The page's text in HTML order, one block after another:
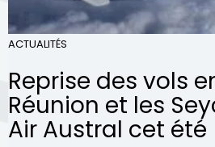
ACTUALITÉS
Reprise des vols
Réunion et les
Air Austral cet été